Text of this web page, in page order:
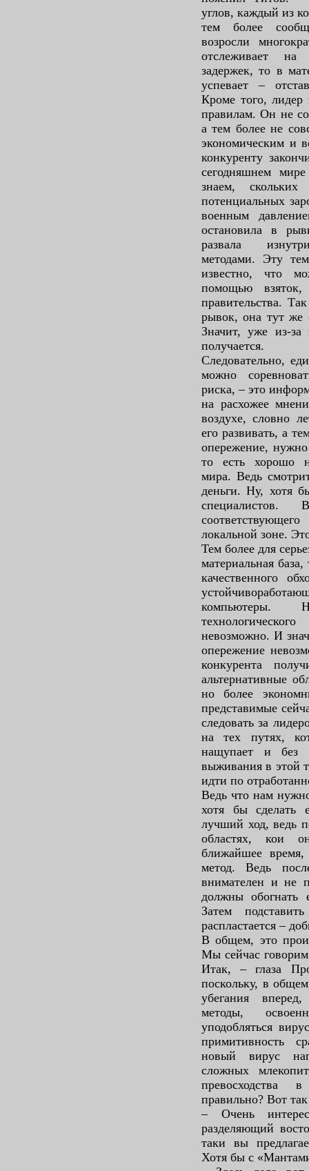
углов, каждый из
тем более
возросли
отслеживает
задержек, то в
успевает –
Кроме того, лидер
правилам. Он не
а тем более не
экономическим и
конкуренту
сегодняшнем
знаем,
потенциальных
военным
остановила в
развала
методами. Эту
известно, что
помощью взяток,
правительства.
рывок, она тут же
Значит, уже из-за
получается.
Следовательно,
можно
риска, – это
на расхожее
воздухе, словно
его развивать, а
опережение, нужно
то есть хорошо
мира. Ведь
деньги. Ну, хотя
специалистов.
локальной зоне.
Тем более для
материальная
качественного
компьютеры.
невозможно. И
опережение
конкурента
альтернативные
но более
представимые
следовать за
на тех путях,
нащупает и без
выживания в этой
идти по
Ведь что нам
хотя бы сделать
лучший ход, ведь
областях, кои
ближайшее
метод. Ведь
внимателен и не
должны обогнать
Затем
распластается –
В общем, это
Мы сейчас
Итак, – глаза
поскольку, в
убегания
методы,
уподобляться
примитивность
новый вирус
сложных
превосходства
правильно? Вот
– Очень
разделяющий
таки вы
Хотя бы с